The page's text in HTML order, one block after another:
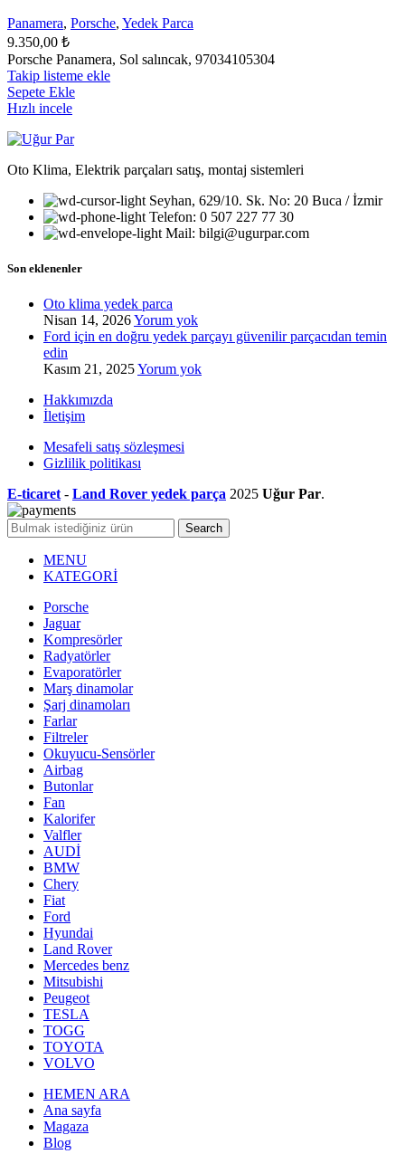
Panamera, Porsche, Yedek Parca
9.350,00 ₺
Porsche Panamera, Sol salıncak, 97034105304
Takip listeme ekle
Sepete Ekle
Hızlı incele
Oto Klima, Elektrik parçaları satış, montaj sistemleri
Seyhan, 629/10. Sk. No: 20 Buca / İzmir
Telefon: 0 507 227 77 30
Mail: bilgi@ugurpar.com
Son eklenenler
Oto klima yedek parca
Nisan 14, 2026Yorum yok
Ford için en doğru yedek parçayı güvenilir parçacıdan temin
edin
Kasım 21, 2025Yorum yok
Hakkımızda
İletişim
Mesafeli satış sözleşmesi
Gizlilik politikası
E-ticaret - Land Rover yedek parça 2025 Uğur Par.
Search
MENU
KATEGORİ
Porsche
Jaguar
Kompresörler
Radyatörler
Evaporatörler
Marş dinamolar
Şarj dinamoları
Farlar
Filtreler
Okuyucu-Sensörler
Airbag
Butonlar
Fan
Kalorifer
Valfler
AUDİ
BMW
Chery
Fiat
Ford
Hyundai
Land Rover
Mercedes benz
Mitsubishi
Peugeot
TESLA
TOGG
TOYOTA
VOLVO
HEMEN ARA
Ana sayfa
Magaza
Blog